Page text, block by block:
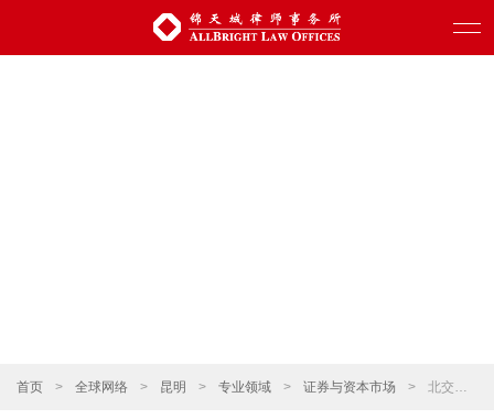
首页 > 全球网络 > 昆明 > 专业领域 > 证券与资本市场 > 北交所发行上市